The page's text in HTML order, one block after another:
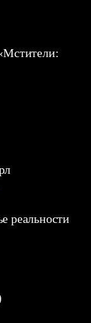
реальности